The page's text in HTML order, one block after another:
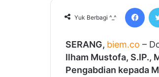
Yuk Berbagi ^_^
SERANG, biem.co –
Ilham Mustofa, S.IP.,
Pengabdian kepada